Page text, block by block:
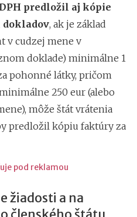
predložil aj kópie
dokladov, ak je základ
v cudzej mene v
doklade) minimálne 1
pohonné látky, pričom
250 eur (alebo
môže štát vrátenia
predložil kópiu faktúry za
pod reklamou
žiadosti a na